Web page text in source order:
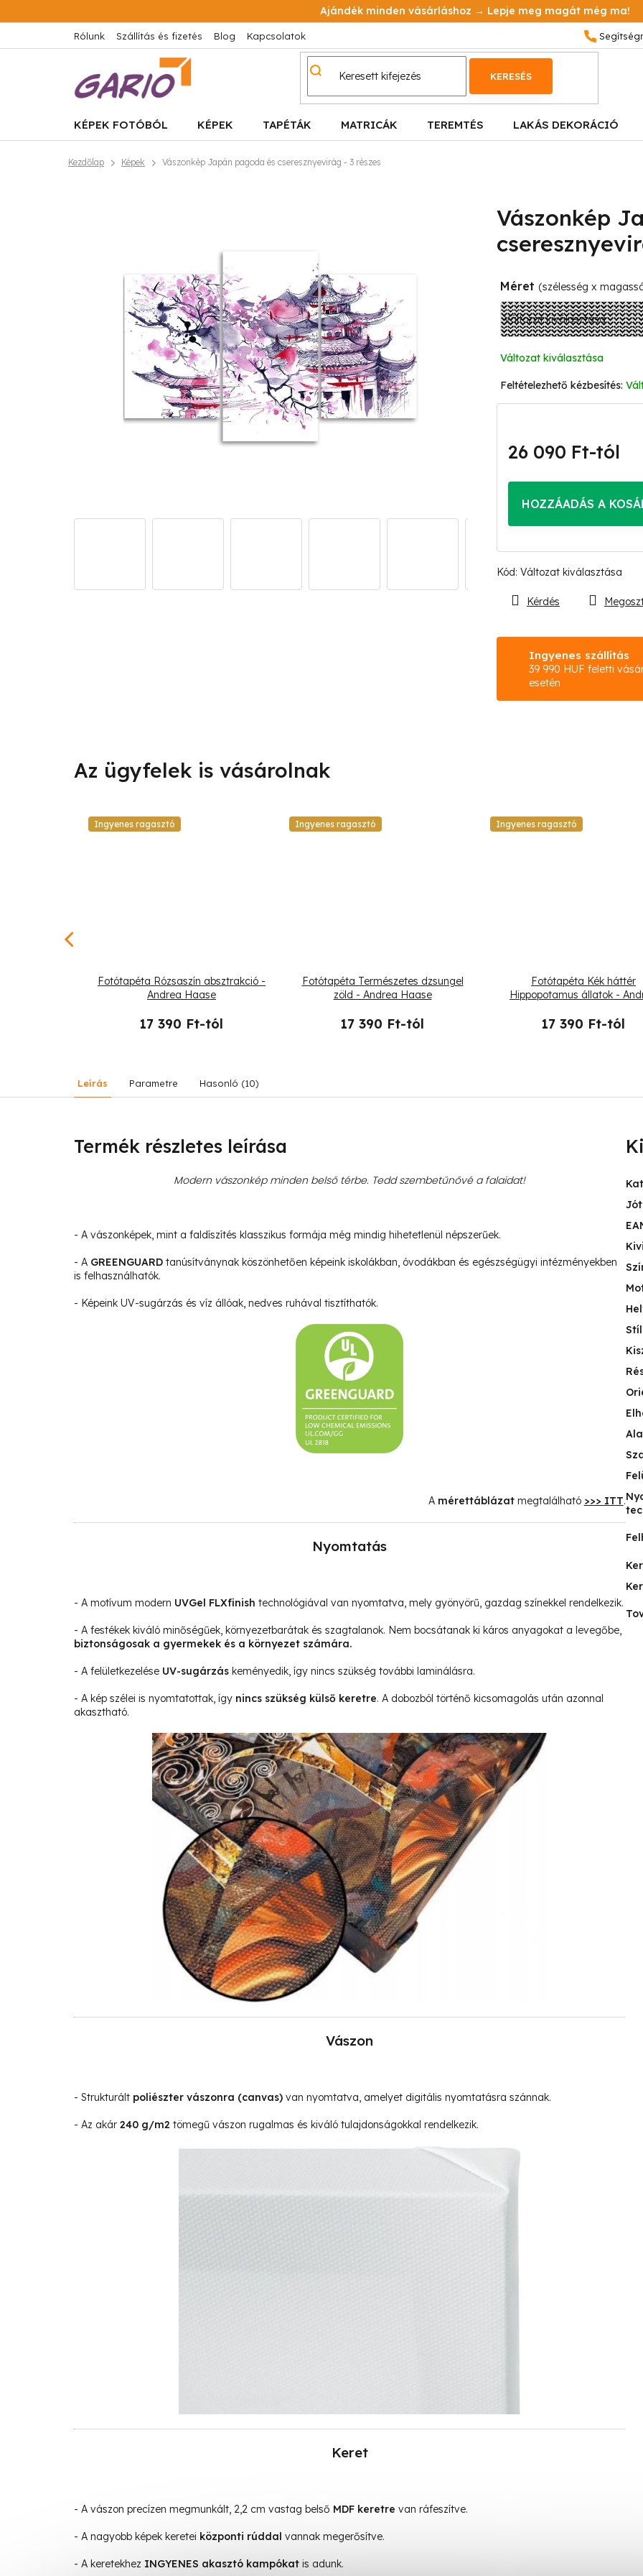
a
tartalomhoz
Ajándék minden vásárláshoz → Lepje meg magát még ma!
Rólunk Szállítás és fizetés Blog Kapcsolatok
KERESÉS
KÉPEK FOTÓBÓL KÉPEK TAPÉTÁK MATRICÁK TEREMTÉS LAKÁS DEKORÁCIÓ
Kezdőlap Képek Vászonkép Japán pagoda és cseresznyevirág - 3 részes
Vászonkép
Kód: Változat kiválasztása
Méret (szélesség x
Változat kiválasztása
26 090 Ft-tól
HOZZÁADÁS A
Ingyenes szállítás
39 990 HUF feletti
esetén
Kérdés
Ingyenes ragasztó
Fotótapéta Rózsaszín absztrakció -
Andrea Haase
17 390 Ft-tól
Ingyenes ragasztó
Fotótapéta Természetes dzsungel
zöld - Andrea Haase
17 390 Ft-tól
Ingyenes ragasztó
Fotótapéta Kék háttér
Hippopotamus állatok -
17 390 Ft-tól
Leírás Parametre Hasonló (10)
Termék részletes leírása
Modern vászonkép minden belső térbe. Tedd szembetűnővé a falaidat!
- A vászonképek, mint a faldíszítés klasszikus formája még mindig hihetetlenül népszerűek.
- A GREENGUARD tanúsítványnak köszönhetően képeink iskolákban, óvodákban és egészségügyi intézményekben
is felhasználhatók.
- Képeink UV-sugárzás és víz állóak, nedves ruhával tisztíthatók.
A mérettáblázat megtalálható >>> ITT.
Nyomtatás
- A motívum modern UVGel FLXfinish technológiával van nyomtatva, mely gyönyörű, gazdag színekkel rendelkezik.
- A festékek kiváló minőségűek, környezetbarátak és szagtalanok. Nem bocsátanak ki káros anyagokat a levegőbe,
biztonságosak a gyermekek és a környezet számára.
- A felületkezelése UV-sugárzás keményedik, így nincs szükség további laminálásra.
- A kép szélei is nyomtatottak, így nincs szükség külső keretre. A dobozból történő kicsomagolás után azonnal
akasztható.
Vászon
- Strukturált poliészter vászonra (canvas) van nyomtatva, amelyet digitális nyomtatásra szánnak.
- Az akár 240 g/m2 tömegű vászon rugalmas és kiváló tulajdonságokkal rendelkezik.
Keret
- A vászon precízen megmunkált, 2,2 cm vastag belső MDF keretre van ráfeszítve.
- A nagyobb képek keretei központi rúddal vannak megerősítve.
- A keretekhez INGYENES akasztó kampókat is adunk.